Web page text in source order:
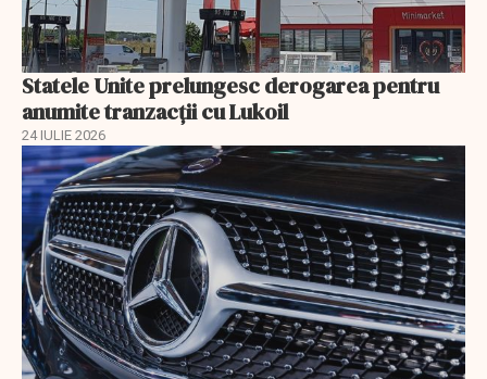
Statele Unite prelungesc derogarea pentru
anumite tranzacții cu Lukoil
24 IULIE 2026